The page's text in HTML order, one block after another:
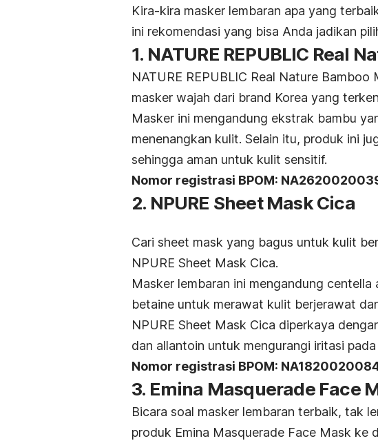
Kira-kira masker lembaran apa yang
ini rekomendasi yang bisa Anda jadikan
1. NATURE REPUBLIC Real
NATURE REPUBLIC Real Nature
masker wajah dari brand Korea yang
Masker ini mengandung ekstrak bambu
menenangkan kulit. Selain itu, produk ini
sehingga aman untuk kulit sensitif.
Nomor registrasi BPOM:
2. NPURE Sheet Mask Cica
Cari sheet mask yang bagus untuk kulit
NPURE Sheet Mask Cica.
Masker lembaran ini mengandung centella
betaine untuk merawat kulit berjerawat
NPURE Sheet Mask Cica diperkaya
dan allantoin untuk mengurangi iritasi pada
Nomor registrasi BPOM:
3. Emina Masquerade Face
Bicara soal masker lembaran terbaik, tak
produk Emina Masquerade Face Mask ke